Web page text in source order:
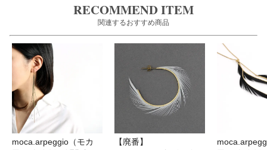
RECOMMEND ITEM
関連するおすすめ商品
moca.arpeggio（モカ
【廃番】